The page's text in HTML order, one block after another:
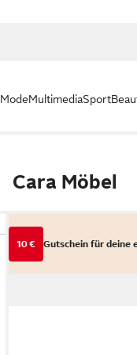
ModeMultimediaSport
Cara Möbel
10 € Gutschein für deine